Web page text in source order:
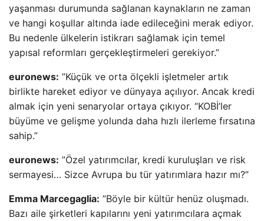
yaşanması durumunda sağlanan kaynakların ne zaman
ve hangi koşullar altında iade edileceğini merak ediyor.
Bu nedenle ülkelerin istikrarı sağlamak için temel
yapısal reformları gerçekleştirmeleri gerekiyor.”
euronews: ”Küçük ve orta ölçekli işletmeler artık
birlikte hareket ediyor ve dünyaya açılıyor. Ancak kredi
almak için yeni senaryolar ortaya çıkıyor. “KOBİ’ler
büyüme ve gelişme yolunda daha hızlı ilerleme fırsatına
sahip.”
euronews: ”Özel yatırımcılar, kredi kuruluşları ve risk
sermayesi… Sizce Avrupa bu tür yatırımlara hazır mı?”
Emma Marcegaglia: ”Böyle bir kültür henüz oluşmadı.
Bazı aile şirketleri kapılarını yeni yatırımcılara açmak